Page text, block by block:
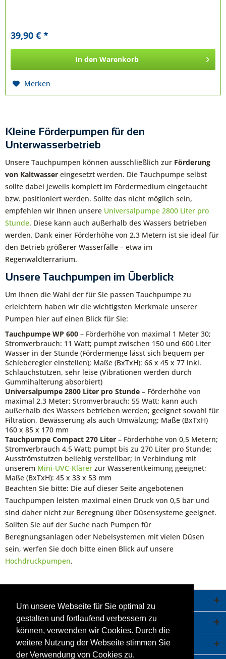
Um unsere Webseite für Sie optimal zu
gestalten und fortlaufend verbessern zu
können, verwenden wir Cookies. Durch die
weitere Nutzung der Webseite stimmen Sie
der Verwendung von Cookies zu.
39,90 € *
In den Warenkorb
Merken
Kleine Förderpumpen für den
Unterwasserbetrieb
Unsere Tauchpumpen können ausschließlich zur Förderung
von Kaltwasser eingesetzt werden. Die Tauchpumpe selbst
sollte dabei jeweils komplett im Fördermedium eingetaucht
bzw. positioniert werden. Sollte das nicht möglich sein,
empfehlen wir Ihnen unsere Universalpumpe 2800 Liter pro
Stunde. Diese kann auch außerhalb des Wassers betrieben
werden. Dank einer Förderhöhe von 2,3 Metern ist sie ideal für
den Betrieb größerer Wasserfälle – etwa im
Regenwaldterrarium.
Unsere Tauchpumpen im Überblick
Um Ihnen die Wahl der für Sie passen Tauchpumpe zu
erleichtern haben wir die wichtigsten Merkmale unserer
Pumpen hier auf einen Blick für Sie:
Tauchpumpe WP 600 – Förderhöhe von maximal 1 Meter 30;
Stromverbrauch: 11 Watt; pumpt zwischen 150 und 600 Liter
Wasser in der Stunde (Fördermenge lässt sich bequem per
Schieberegler einstellen); Maße (BxTxH): 66 x 45 x 77 inkl.
Schlauchstutzen, sehr leise (Vibrationen werden durch
Gummihalterung absorbiert)
Universalpumpe 2800 Liter pro Stunde – Förderhöhe von
maximal 2,3 Meter; Stromverbrauch: 55 Watt; kann auch
außerhalb des Wassers betrieben werden; geeignet sowohl für
Filtration, Bewässerung als auch Umwälzung; Maße (BxTxH)
160 x 85 x 170 mm
Tauchpumpe Compact 270 Liter – Förderhöhe von 0,5 Metern;
Stromverbrauch 4,5 Watt; pumpt bis zu 270 Liter pro Stunde;
Ausströmstutzen beliebig verstellbar; in Verbindung mit
unserem Mini-UVC-Klärer zur Wasserentkeimung geeignet;
Maße (BxTxH): 45 x 33 x 53 mm
Beachten Sie bitte: Die auf dieser Seite angebotenen
Tauchpumpen leisten maximal einen Druck von 0,5 bar und
sind daher nicht zur Beregnung über Düsensysteme geeignet.
Sollten Sie auf der Suche nach Pumpen für
Beregnungsanlagen oder Nebelsystemen mit vielen Düsen
sein, werfen Sie doch bitte einen Blick auf unsere
Hochdruckpumpen.
Service Hotline
Shop Service
Informationen